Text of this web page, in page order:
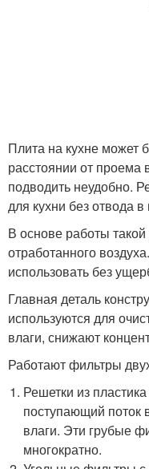
Плита на кухне может
расстоянии от проема
подводить неудобно.
для кухни без отвода
В основе работы
отработанного
использовать без
Главная деталь
используются для
влаги, снижают
Работают фильтры
Решетки из
поступающий поток
влаги. Эти грубые
многократно.